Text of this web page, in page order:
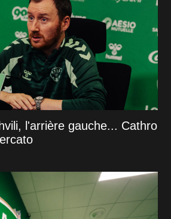
l'arrière gauche... Cathro